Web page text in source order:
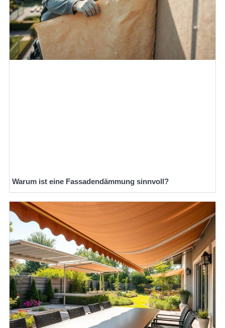
Warum ist eine Fassadendämmung sinnvoll?